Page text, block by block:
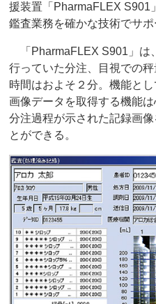
援装置「PharmaFLEX S901
鑑査業務を確かな技術でサポ
「PharmaFLEX S901」は
行っていた分注、目視での
時間はおよそ２分。機能と
画像データを取得する機能
分注過程が示された記録画
とができる。